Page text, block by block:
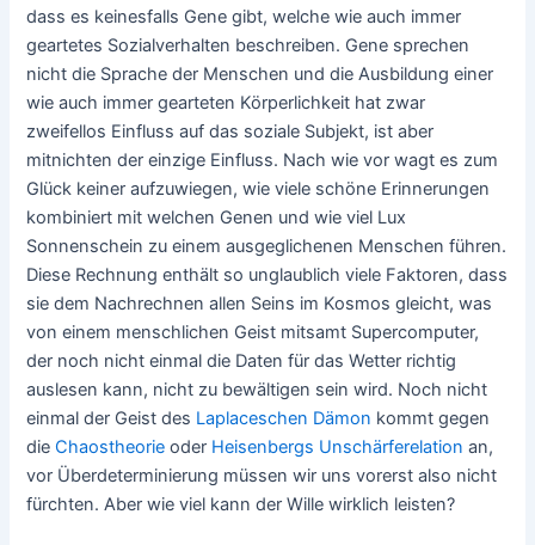
dass es keinesfalls Gene gibt, welche wie auch immer
geartetes Sozialverhalten beschreiben. Gene sprechen
nicht die Sprache der Menschen und die Ausbildung einer
wie auch immer gearteten Körperlichkeit hat zwar
zweifellos Einfluss auf das soziale Subjekt, ist aber
mitnichten der einzige Einfluss. Nach wie vor wagt es zum
Glück keiner aufzuwiegen, wie viele schöne Erinnerungen
kombiniert mit welchen Genen und wie viel Lux
Sonnenschein zu einem ausgeglichenen Menschen führen.
Diese Rechnung enthält so unglaublich viele Faktoren, dass
sie dem Nachrechnen allen Seins im Kosmos gleicht, was
von einem menschlichen Geist mitsamt Supercomputer,
der noch nicht einmal die Daten für das Wetter richtig
auslesen kann, nicht zu bewältigen sein wird. Noch nicht
einmal der Geist des Laplaceschen Dämon kommt gegen
dieChaostheorie oder Heisenbergs Unschärferelation an,
vor Überdeterminierung müssen wir uns vorerst also nicht
fürchten. Aber wie viel kann der Wille wirklich leisten?